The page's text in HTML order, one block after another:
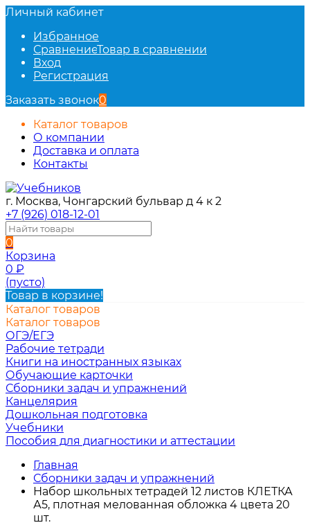
Личный кабинет
Избранное
СравнениеТовар в сравнении
Вход
Регистрация
Заказать звонок0
Каталог товаров
О компании
Доставка и оплата
Контакты
г. Москва, Чонгарский бульвар д 4 к 2
+7 (926) 018-12-01
0
Корзина
0 ₽
(пусто)
Товар в корзине!
Каталог товаров
Каталог товаров
ОГЭ/ЕГЭ
Рабочие тетради
Книги на иностранных языках
Обучающие карточки
Сборники задач и упражнений
Канцелярия
Дошкольная подготовка
Учебники
Пособия для диагностики и аттестации
Главная
Сборники задач и упражнений
Набор школьных тетрадей 12 листов КЛЕТКА
А5, плотная мелованная обложка 4 цвета 20
шт.